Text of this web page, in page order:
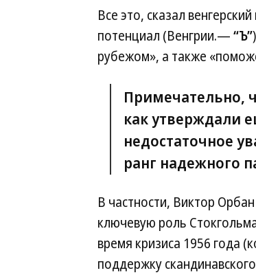
Все это, сказал
потенциал (Венгрии.—“Ъ”
рубежом», а также
Примечательно,
как утверждали
недостаточное
ранг надежного
В частности, Виктор
ключевую роль
время кризиса 1956 года
поддержку